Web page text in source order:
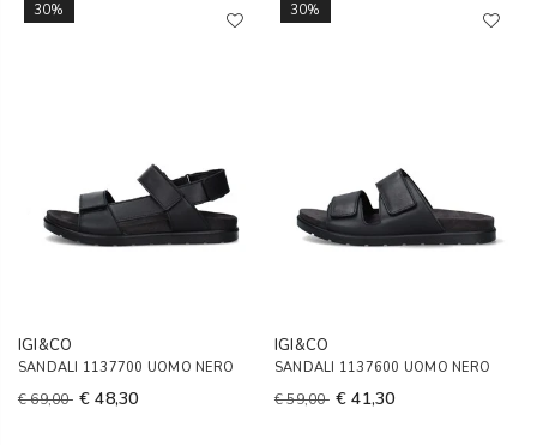
30%
IGI&CO
SANDALI 1137700 UOMO NERO
€ 69,00 € 48,30
30%
IGI&CO
SANDALI 1137600 UOMO NERO
€ 59,00 € 41,30